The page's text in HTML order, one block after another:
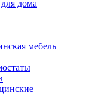
дома
мебель